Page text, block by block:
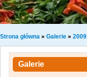
Strona główna » Galerie » 2009
Galerie